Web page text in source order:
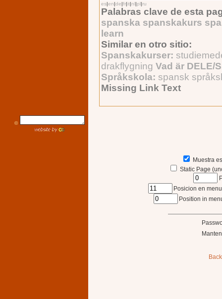
©
es|en|de|fr|it|nl|pl|ru
Palabras clave de esta
spanska spanskakurs
learn
Similar en otro sitio:
Spanskakurser:
drakflygning Vad är DELE/
Språkskola: spansk
Missing Link Text
Muestra
Static Page
Posicion en
Position in